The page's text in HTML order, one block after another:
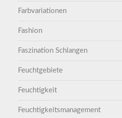
Farbvariationen
Fashion
Faszination Schlangen
Feuchtgebiete
Feuchtigkeit
Feuchtigkeitsmanagement